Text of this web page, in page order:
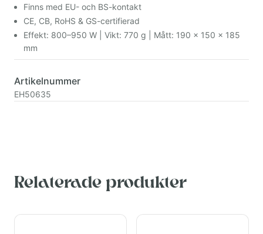
Finns med EU- och BS-kontakt
CE, CB, RoHS & GS-certifierad
Effekt: 800–950 W | Vikt: 770 g | Mått: 190 × 150 × 185
mm
Artikelnummer
EH50635
Relaterade produkter